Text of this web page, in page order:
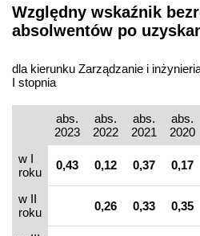
Względny wskaźnik
absolwentów po
dla kierunku Zarządzanie i
I stopnia
abs.
2023
abs.
2022
abs.
2021
abs.
2020
w I
roku
0,43 0,12 0,37 0,17
w II
roku
0,26 0,33 0,35